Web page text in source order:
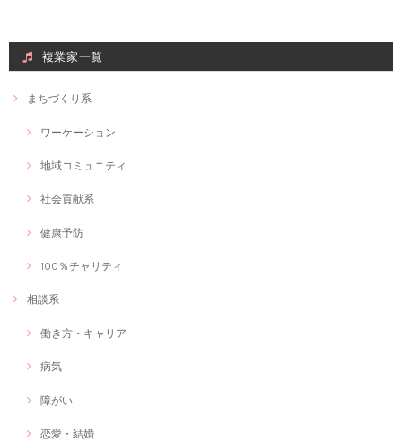
複業家一覧
まちづくり系
ワーケーション
地域コミュニティ
社会貢献系
健康予防
100％チャリティ
相談系
働き方・キャリア
病気
障がい
恋愛・結婚